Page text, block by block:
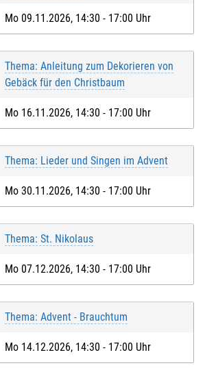
Mo 09.11.2026, 14:30 - 17:00 Uhr
Thema: Anleitung zum Dekorieren von
Gebäck für den Christbaum
Mo 16.11.2026, 14:30 - 17:00 Uhr
Thema: Lieder und Singen im Advent
Mo 30.11.2026, 14:30 - 17:00 Uhr
Thema: St. Nikolaus
Mo 07.12.2026, 14:30 - 17:00 Uhr
Thema: Advent - Brauchtum
Mo 14.12.2026, 14:30 - 17:00 Uhr